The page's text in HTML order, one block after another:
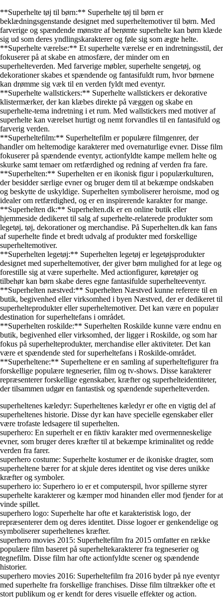
**Superhelte tøj til børn:** Superhelte tøj til børn er
beklædningsgenstande designet med superheltemotiver til børn. Med
farverige og spændende mønstre af berømte superhelte kan børn klæde
sig ud som deres yndlingskarakterer og føle sig som ægte helte.
**Superhelte værelse:** Et superhelte værelse er en indretningsstil, der
fokuserer på at skabe en atmosfære, der minder om en
superhelteverden. Med farverige møbler, superhelte sengetøj, og
dekorationer skabes et spændende og fantasifuldt rum, hvor børnene
kan drømme sig væk til en verden fyldt med eventyr.
**Superhelte wallstickers:** Superhelte wallstickers er dekorative
klistermærker, der kan klæbes direkte på væggen og skabe en
superhelte-tema indretning i et rum. Med wallstickers med motiver af
superhelte kan værelset hurtigt og nemt forvandles til en fantasifuld og
farverig verden.
**Superheltefilm:** Superheltefilm er populære filmgenrer, der
handler om heltemodige karakterer med overnaturlige evner. Disse film
fokuserer på spændende eventyr, actionfyldte kampe mellem helte og
skurke samt temaer om retfærdighed og redning af verden fra fare.
**Superhelten:** Superhelten er en ikonisk figur i populærkulturen,
der besidder særlige evner og bruger dem til at bekæmpe ondskaben
og beskytte de uskyldige. Superhelten symboliserer heroisme, mod og
idealer om retfærdighed, og er en inspirerende karakter for mange.
**Superhelten dk:** Superhelten.dk er en online butik eller
hjemmeside dedikeret til salg af superhelte-relaterede produkter som
legetøj, tøj, dekorationer og merchandise. På Superhelten.dk kan fans
af superhelte finde et bredt udvalg af produkter med forskellige
superheltemotiver.
**Superhelten legetøj:** Superhelten legetøj er legetøjsprodukter
designet med superheltemotiver, der giver børn mulighed for at lege og
forestille sig at være superhelte. Med actionfigurer, køretøjer og
tilbehør kan børn skabe deres egne fantasifulde superhelteeventyr.
**Superhelten næstved:** Superhelten Næstved kunne referere til en
butik, begivenhed eller virksomhed i byen Næstved, der er dedikeret til
superhelteprodukter eller superheltemotiver. Det kan være en populær
destination for superheltefans i området.
**Superhelten roskilde:** Superhelten Roskilde kunne være endnu en
butik, begivenhed eller virksomhed, der ligger i Roskilde, og som har
fokus på superhelteprodukter, merchandise eller aktiviteter. Det kan
være et spændende sted for superheltefans i Roskilde-området.
**Superheltene:** Superheltene er en samling af superheltefigurer fra
forskellige populære tegneserier, film og tv-shows. Disse karakterer
repræsenterer forskellige egenskaber, kræfter og superhelteidentiteter,
der tilsammen udgør en fantastisk og spændende superhelteverden.
superheltenes kæledyr: Superheltenes kæledyr er ofte en vigtig del af
superheltenes historie. Disse dyr kan have specielle egenskaber eller
være trofaste ledsagere til superhelten.
superhero: En superhelt er en fiktiv karakter med overmenneskelige
evner, som bruger deres kræfter til at bekæmpe kriminalitet og redde
verden fra farer.
superhero costume: Superhelte kostumer er de ikoniske dragter, som
superheltene bærer for at skjule deres identitet og vise deres unikke
kræfter og symboler.
superhero io: Superhero io er et computerspil, hvor spillerne styrer
superhelte karakterer og kæmper mod hinanden eller mod fjender for at
vinde spillet.
superhero logo: Superhelte har ofte et karakteristisk logo, der
repræsenterer dem og deres identitet. Disse logoer er genkendelige og
symboliserer superheltenes kræfter.
superhero movies 2015: Superheltefilm fra 2015 omfatter en række
populære film baseret på superheltekarakterer fra tegneserier og
tegnefilm. Disse film har ofte actionfyldte scener og spændende
historier.
superhero movies 2016: Superheltefilm fra 2016 byder på nye eventyr
med superhelte fra forskellige franchises. Disse film tiltrækker ofte et
stort publikum og er kendt for deres visuelle effekter og action.